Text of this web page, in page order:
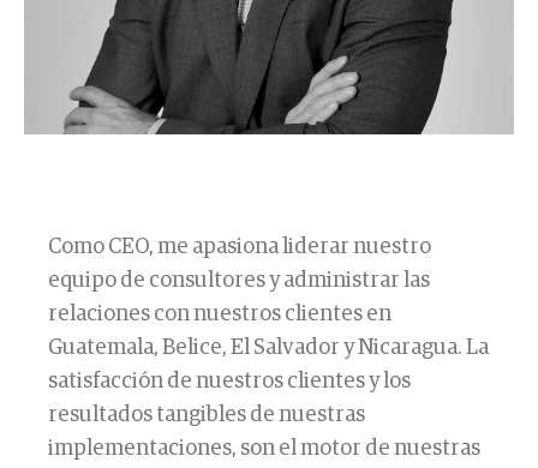
Como CEO, me apasiona liderar nuestro
equipo de consultores y administrar las
relaciones con nuestros clientes en
Guatemala, Belice, El Salvador y Nicaragua. La
satisfacción de nuestros clientes y los
resultados tangibles de nuestras
implementaciones, son el motor de nuestras